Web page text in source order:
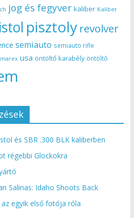
jog és fegyver kaliber Kaliber
pisztoly revolver
semiauto semiauto rifle
usa öntöltő karabély öntöltő
és SBR .300 BLK kaliberben
régebbi Glockokra
Salinas: Idaho Shoots Back
az egyik első fotója róla